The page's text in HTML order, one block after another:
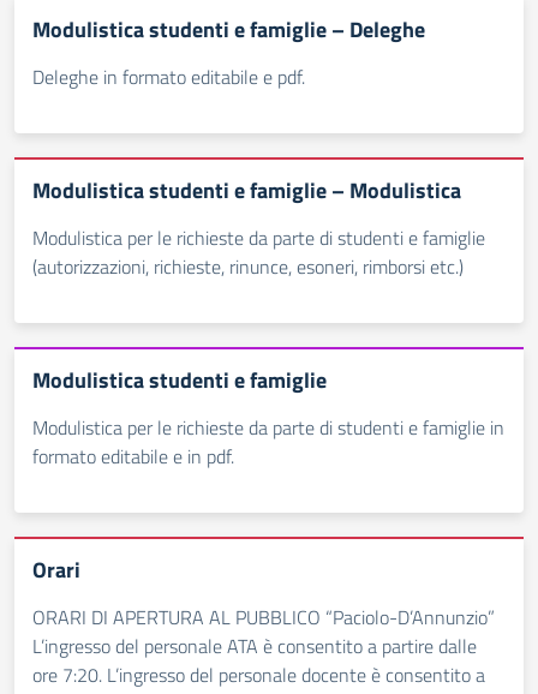
Modulistica studenti e famiglie – Deleghe
Deleghe in formato editabile e pdf.
Modulistica studenti e famiglie – Modulistica
Modulistica per le richieste da parte di studenti e famiglie
(autorizzazioni, richieste, rinunce, esoneri, rimborsi etc.)
Modulistica studenti e famiglie
Modulistica per le richieste da parte di studenti e famiglie in
formato editabile e in pdf.
Orari
ORARI DI APERTURA AL PUBBLICO “Paciolo-D’Annunzio”
L’ingresso del personale ATA è consentito a partire dalle
ore 7:20. L’ingresso del personale docente è consentito a